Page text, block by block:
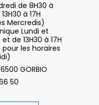
de 8H30 à
à 17H
Mercredis)
Lundi et
de 13H30 à 17H
les horaires
GORBIO
50